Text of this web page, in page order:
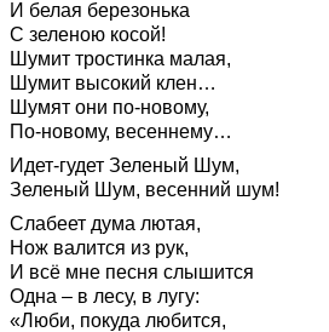
И белая березонька
С зеленою косой!
Шумит тростинка малая,
Шумит высокий клен…
Шумят они по-новому,
По-новому, весеннему…
Идет-гудет Зеленый Шум,
Зеленый Шум, весенний шум!
Слабеет дума лютая,
Нож валится из рук,
И всё мне песня слышится
Одна – в лесу, в лугу:
«Люби, покуда любится,